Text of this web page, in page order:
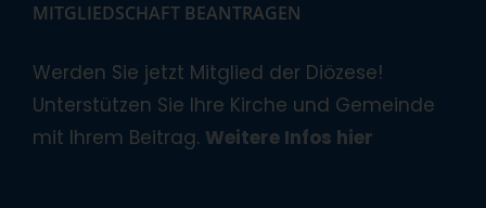
MITGLIEDSCHAFT BEANTRAGEN
Werden Sie jetzt Mitglied der Diözese!
Unterstützen Sie Ihre Kirche und Gemeinde
mit Ihrem Beitrag. Weitere Infos hier